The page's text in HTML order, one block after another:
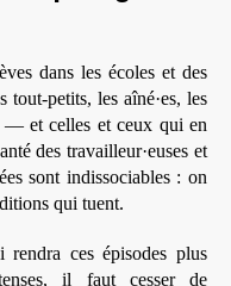
dans les écoles et des
petits, les aîné·es, les
— et celles et ceux qui en
des travailleur·euses et
sont indissociables : on
qui tuent.
rendra ces épisodes plus
il faut cesser de